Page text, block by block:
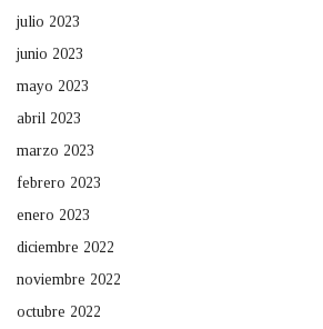
julio 2023
junio 2023
mayo 2023
abril 2023
marzo 2023
febrero 2023
enero 2023
diciembre 2022
noviembre 2022
octubre 2022